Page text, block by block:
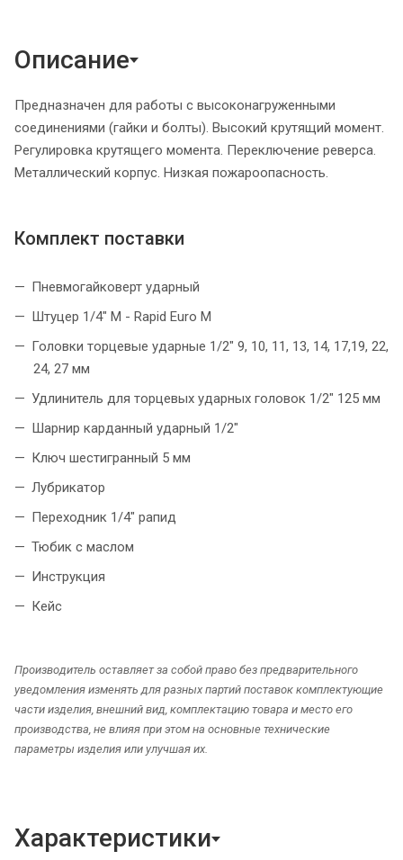
Описание
Предназначен для работы с высоконагруженными
соединениями (гайки и болты). Высокий крутящий момент.
Регулировка крутящего момента. Переключение реверса.
Металлический корпус. Низкая пожароопасность.
Комплект поставки
Пневмогайковерт ударный
Штуцер 1/4" M - Rapid Euro M
Головки торцевые ударные 1/2" 9, 10, 11, 13, 14, 17,19, 22,
24, 27 мм
Удлинитель для торцевых ударных головок 1/2" 125 мм
Шарнир карданный ударный 1/2"
Ключ шестигранный 5 мм
Лубрикатор
Переxодник 1/4" рапид
Тюбик с маслом
Инструкция
Кейс
Производитель оставляет за собой право без предварительного
уведомления изменять для разных партий поставок комплектующие
части изделия, внешний вид, комплектацию товара и место его
производства, не влияя при этом на основные технические
параметры изделия или улучшая их.
Характеристики